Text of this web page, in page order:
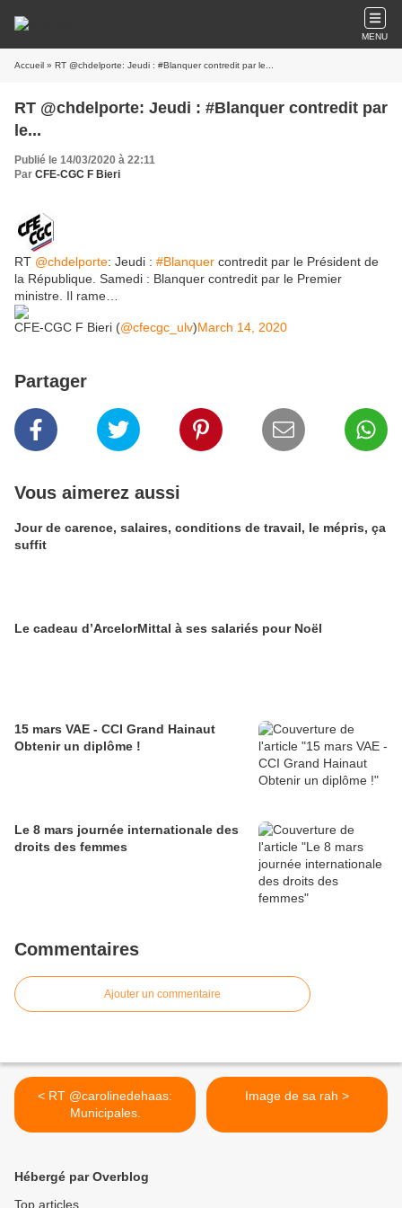
MENU
Accueil » RT @chdelporte: Jeudi : #Blanquer contredit par le...
RT @chdelporte: Jeudi : #Blanquer contredit par
le...
Publié le 14/03/2020 à 22:11
Par CFE-CGC F Bieri
RT @chdelporte: Jeudi : #Blanquer contredit par le Président de
la République. Samedi : Blanquer contredit par le Premier
ministre. Il rame…
CFE-CGC F Bieri (@cfecgc_ulv)March 14, 2020
Partager
Vous aimerez aussi
Jour de carence, salaires, conditions de travail, le mépris, ça
suffit
Le cadeau d’ArcelorMittal à ses salariés pour Noël
15 mars VAE - CCI Grand Hainaut
Obtenir un diplôme !
Le 8 mars journée internationale des
droits des femmes
Commentaires
Ajouter un commentaire
< RT @carolinedehaas:
Municipales.
Image de sa rah >
Hébergé par Overblog
Top articles